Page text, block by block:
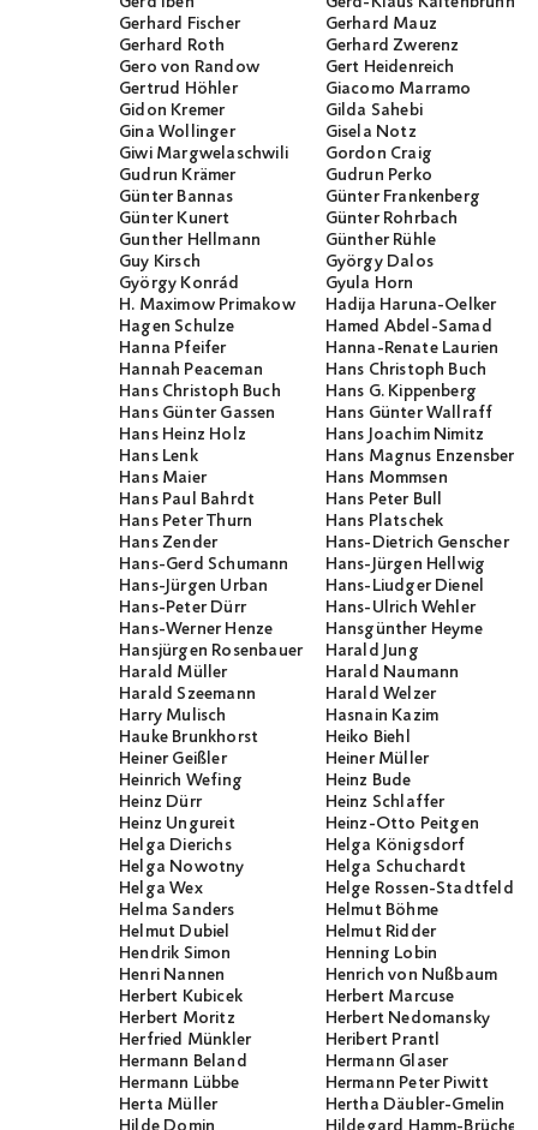
Gerhard Fischer
Gerhard Mauz
Gerhard Roth
Gerhard Zwerenz
Gero von Randow
Gert Heidenreich
Gertrud Höhler
Giacomo Marramo
Gidon Kremer
Gilda Sahebi
Gina Wollinger
Gisela Notz
Giwi Margwelaschwili
Gordon Craig
Gudrun Krämer
Gudrun Perko
Günter Bannas
Günter Frankenberg
Günter Kunert
Günter Rohrbach
Gunther Hellmann
Günther Rühle
Guy Kirsch
György Dalos
György Konrád
Gyula Horn
H. Maximow Primakow
Hadija Haruna-Oelker
Hagen Schulze
Hamed Abdel-Samad
Hanna Pfeifer
Hanna-Renate Laurien
Hannah Peaceman
Hans Christoph Buch
Hans Christoph Buch
Hans G. Kippenberg
Hans Günter Gassen
Hans Günter Wallraff
Hans Heinz Holz
Hans Joachim Nimitz
Hans Lenk
Hans Magnus
Hans Maier
Hans Mommsen
Hans Paul Bahrdt
Hans Peter Bull
Hans Peter Thurn
Hans Platschek
Hans Zender
Hans-Dietrich Genscher
Hans-Gerd Schumann
Hans-Jürgen Hellwig
Hans-Jürgen Urban
Hans-Liudger Dienel
Hans-Peter Dürr
Hans-Ulrich Wehler
Hans-Werner Henze
Hansgünther Heyme
Hansjürgen Rosenbauer
Harald Jung
Harald Müller
Harald Naumann
Harald Szeemann
Harald Welzer
Harry Mulisch
Hasnain Kazim
Hauke Brunkhorst
Heiko Biehl
Heiner Geißler
Heiner Müller
Heinrich Wefing
Heinz Bude
Heinz Dürr
Heinz Schlaffer
Heinz Ungureit
Heinz-Otto Peitgen
Helga Dierichs
Helga Königsdorf
Helga Nowotny
Helga Schuchardt
Helga Wex
Helge Rossen-Stadtfeld
Helma Sanders
Helmut Böhme
Helmut Dubiel
Helmut Ridder
Hendrik Simon
Henning Lobin
Henri Nannen
Henrich von Nußbaum
Herbert Kubicek
Herbert Marcuse
Herbert Moritz
Herbert Nedomansky
Herfried Münkler
Heribert Prantl
Hermann Beland
Hermann Glaser
Hermann Lübbe
Hermann Peter Piwitt
Herta Müller
Hertha Däubler-Gmelin